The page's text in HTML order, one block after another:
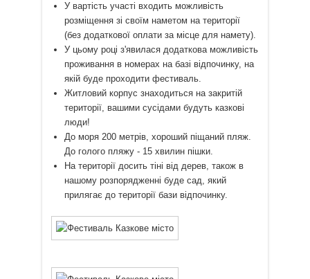
У вартість участі входить можливість
розміщення зі своїм наметом на території
(без додаткової оплати за місце для намету).
У цьому році з'явилася додаткова можливість
проживання в номерах на базі відпочинку, на
якій буде проходити фестиваль.
Житловий корпус знаходиться на закритій
території, вашими сусідами будуть казкові
люди!
До моря 200 метрів, хороший піщаний пляж.
До голого пляжу - 15 хвилин пішки.
На території досить тіні від дерев, також в
нашому розпорядженні буде сад, який
прилягає до території бази відпочинку.